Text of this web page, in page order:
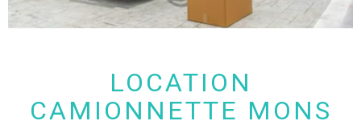
LOCATION
CAMIONNETTE MONS